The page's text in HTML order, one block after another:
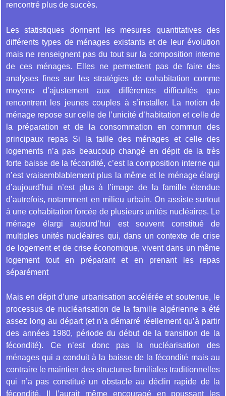
rencontré plus de succès.
Les statistiques donnent les mesures quantitatives des
différents types de ménages existants et de leur évolution
mais ne renseignent pas du tout sur la composition interne
de ces ménages. Elles ne permettent pas de faire des
analyses fines sur les stratégies de cohabitation comme
moyens d’ajustement aux différentes difficultés que
rencontrent les jeunes couples à s’installer. La notion de
ménage repose sur celle de l’unicité d’habitation et celle de
la préparation et de la consommation en commun des
principaux repas Si la taille des ménages et celle des
logements n’a pas beaucoup changé en dépit de la très
forte baisse de la fécondité, c’est la composition interne qui
n’est vraisemblablement plus la même et le ménage élargi
d’aujourd’hui n’est plus à l’image de la famille étendue
d’autrefois, notamment en milieu urbain. On assiste surtout
à une cohabitation forcée de plusieurs unités nucléaires. Le
ménage élargi aujourd’hui est souvent constitué de
multiples unités nucléaires qui, dans un contexte de crise
de logement et de crise économique, vivent dans un même
logement tout en préparant et en prenant les repas
séparément
Mais en dépit d’une urbanisation accélérée et soutenue, le
processus de nucléarisation de la famille algérienne a été
assez long au départ (et n’a démarré réellement qu’à partir
des années 1980, période du début de la transition de la
fécondité). Ce n’est donc pas la nucléarisation des
ménages qui a conduit à la baisse de la fécondité mais au
contraire le maintien des structures familiales traditionnelles
qui n’a pas constitué un obstacle au déclin rapide de la
fécondité. Il l’aurait même encouragé en poussant les